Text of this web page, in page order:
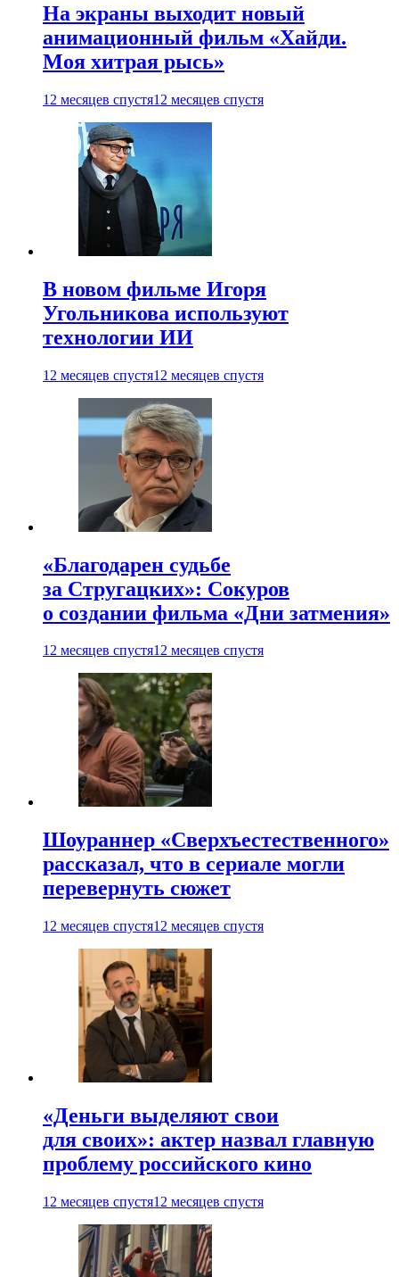
На экраны выходит новый
анимационный фильм «Хайди.
Моя хитрая рысь»
12 месяцев спустя12 месяцев спустя
В новом фильме Игоря
Угольникова используют
технологии ИИ
12 месяцев спустя12 месяцев спустя
«Благодарен судьбе
за Стругацких»: Сокуров
о создании фильма «Дни затмения»
12 месяцев спустя12 месяцев спустя
Шоураннер «Сверхъестественного»
рассказал, что в сериале могли
перевернуть сюжет
12 месяцев спустя12 месяцев спустя
«Деньги выделяют свои
для своих»: актер назвал главную
проблему российского кино
12 месяцев спустя12 месяцев спустя